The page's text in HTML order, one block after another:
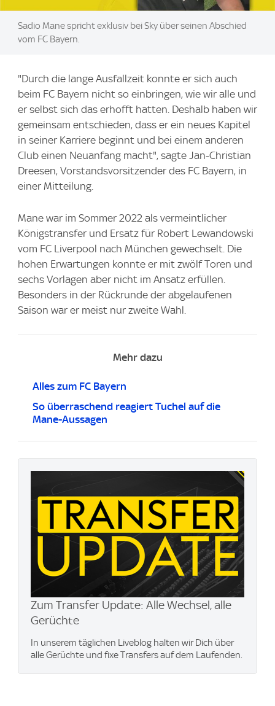
Sadio Mane spricht exklusiv bei Sky über seinen Abschied
vom FC Bayern.
"Durch die lange Ausfallzeit konnte er sich auch
beim FC Bayern nicht so einbringen, wie wir alle und
er selbst sich das erhofft hatten. Deshalb haben wir
gemeinsam entschieden, dass er ein neues Kapitel
in seiner Karriere beginnt und bei einem anderen
Club einen Neuanfang macht", sagte Jan-Christian
Dreesen, Vorstandsvorsitzender des FC Bayern, in
einer Mitteilung.
Mane war im Sommer 2022 als vermeintlicher
Königstransfer und Ersatz für Robert Lewandowski
vom FC Liverpool nach München gewechselt. Die
hohen Erwartungen konnte er mit zwölf Toren und
sechs Vorlagen aber nicht im Ansatz erfüllen.
Besonders in der Rückrunde der abgelaufenen
Saison war er meist nur zweite Wahl.
Mehr dazu
Alles zum FC Bayern
So überraschend reagiert Tuchel auf die
Mane-Aussagen
Zum Transfer Update: Alle Wechsel, alle
Gerüchte
In unserem täglichen Liveblog halten wir Dich über
alle Gerüchte und fixe Transfers auf dem Laufenden.